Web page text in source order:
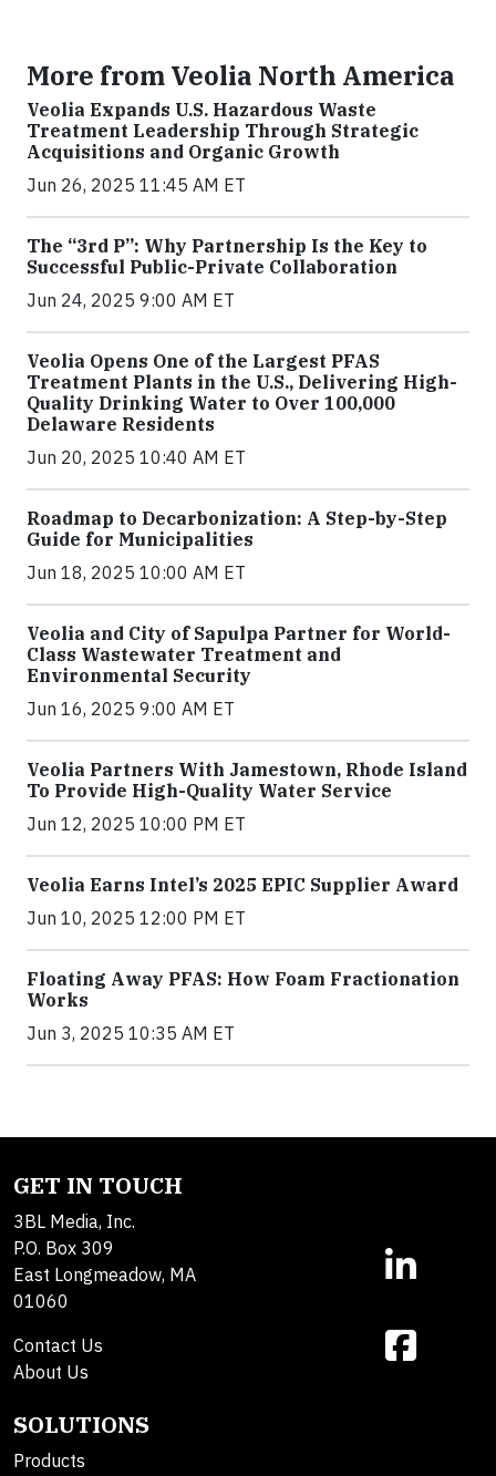
More from Veolia North America
Veolia Expands U.S. Hazardous Waste
Treatment Leadership Through Strategic
Acquisitions and Organic Growth
Jun 26, 2025 11:45 AM ET
The “3rd P”: Why Partnership Is the Key to
Successful Public-Private Collaboration
Jun 24, 2025 9:00 AM ET
Veolia Opens One of the Largest PFAS
Treatment Plants in the U.S., Delivering High-
Quality Drinking Water to Over 100,000
Delaware Residents
Jun 20, 2025 10:40 AM ET
Roadmap to Decarbonization: A Step-by-Step
Guide for Municipalities
Jun 18, 2025 10:00 AM ET
Veolia and City of Sapulpa Partner for World-
Class Wastewater Treatment and
Environmental Security
Jun 16, 2025 9:00 AM ET
Veolia Partners With Jamestown, Rhode Island
To Provide High-Quality Water Service
Jun 12, 2025 10:00 PM ET
Veolia Earns Intel’s 2025 EPIC Supplier Award
Jun 10, 2025 12:00 PM ET
Floating Away PFAS: How Foam Fractionation
Works
Jun 3, 2025 10:35 AM ET
GET IN TOUCH
3BL Media, Inc.
P.O. Box 309
East Longmeadow, MA
01060
Contact Us
About Us
SOLUTIONS
Products